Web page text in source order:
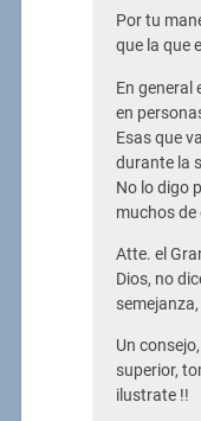
Por tu
que la que
En general
en
Esas que
durante la
No lo digo
muchos de
Atte. el
Dios, no
Un
superior,
ilustrate !!